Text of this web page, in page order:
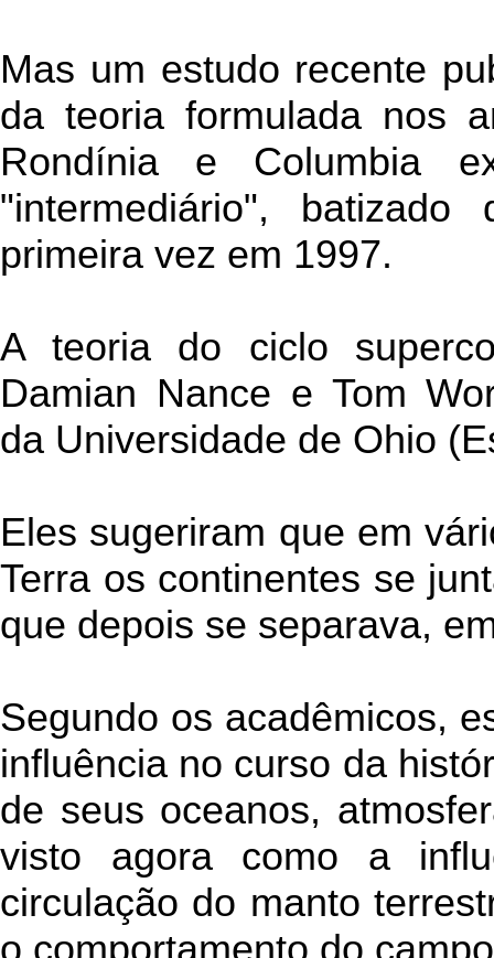
Mas um estudo recente
da teoria formulada nos
Rondínia e Columbia
"intermediário",
primeira vez em 1997.
A teoria do ciclo
Damian Nance e Tom
da Universidade de Ohio
Eles sugeriram que em
Terra os continentes se
que depois se separava,
Segundo os acadêmicos,
influência no curso da
de seus oceanos,
visto agora como a
circulação do manto
o comportamento do